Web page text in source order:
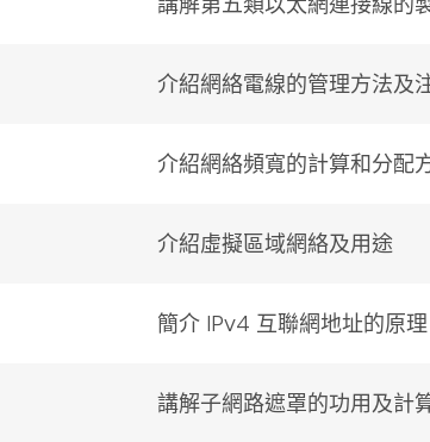
介紹網絡電線的管理方法及
介紹網絡頻寬的計算和分配
介紹虛擬區域網絡及用途
簡介 IPv4 互聯網地址的原理
講解子網路遮罩的功用及計